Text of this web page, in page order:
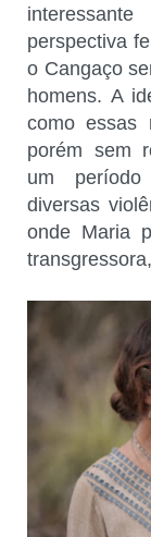
perspectiva
o Cangaço
homens. A
como essas
porém sem
um
diversas
onde Maria